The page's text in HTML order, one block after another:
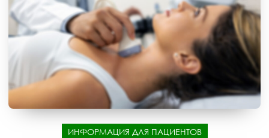
ИНФОРМАЦИЯ ДЛЯ ПАЦИЕНТОВ